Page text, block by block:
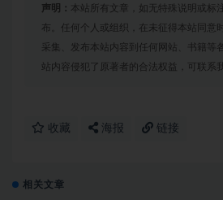
声明： 本站所有文章，如无特殊说明或标
布。任何个人或组织，在未征得本站同意
采集、发布本站内容到任何网站、书籍等
站内容侵犯了原著者的合法权益，可联系
收藏 海报 链接
相关文章